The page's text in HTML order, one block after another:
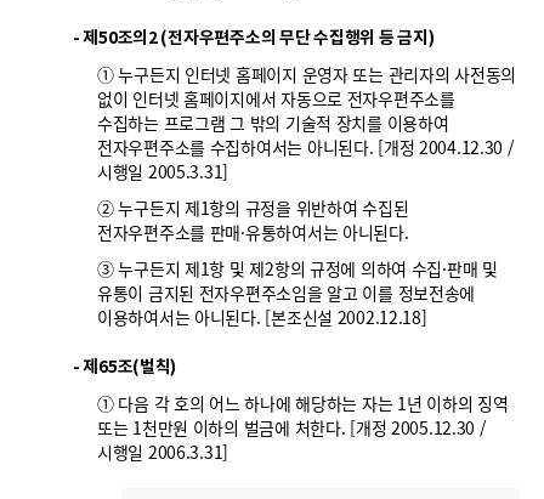
HRST
Policy
Platform
- 제50조의2 (전자우편주소의 무단 수집행위 등 금지)
① 누구든지 인터넷 홈페이지 운영자 또는 관리자의 사전동의
없이 인터넷 홈페이지에서 자동으로 전자우편주소를
수집하는 프로그램 그 밖의 기술적 장치를 이용하여
전자우편주소를 수집하여서는 아니된다. [개정 2004.12.30 /
시행일 2005.3.31]
② 누구든지 제1항의 규정을 위반하여 수집된
전자우편주소를 판매·유통하여서는 아니된다.
③ 누구든지 제1항 및 제2항의 규정에 의하여 수집·판매 및
유통이 금지된 전자우편주소임을 알고 이를 정보전송에
이용하여서는 아니된다. [본조신설 2002.12.18]
- 제65조(벌칙)
① 다음 각 호의 어느 하나에 해당하는 자는 1년 이하의 징역
또는 1천만원 이하의 벌금에 처한다. [개정 2005.12.30 /
시행일 2006.3.31]